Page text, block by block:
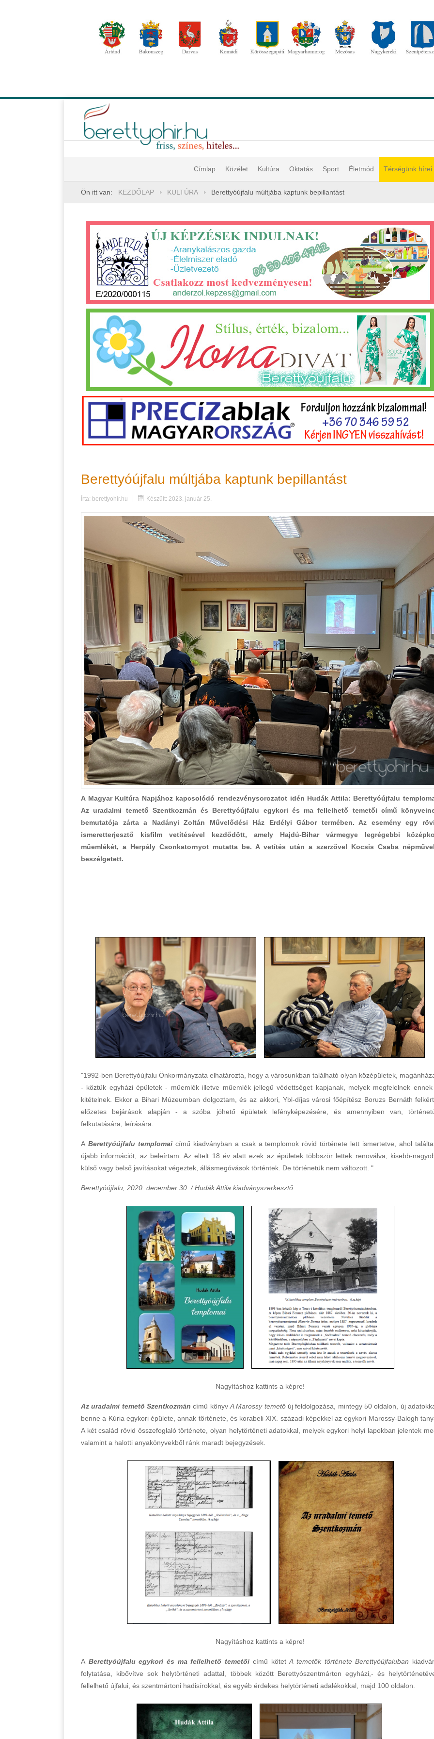
Címlap Közélet Kultúra Oktatás Sport Életmód Térségünk hírei
Ön itt van: KEZDŐLAP KULTÚRA Berettyóújfalu múltjába kaptunk bepillantást
Berettyóújfalu múltjába kaptunk bepillantást
Írta: berettyohir.hu Készült: 2023. január 25.
A Magyar Kultúra Napjához kapcsolódó rendezvénysorozatot idén Hudák Attila: Berettyóújfalu
Az uradalmi temető Szentkozmán és Berettyóújfalu egykori és ma fellelhető temetői című
bemutatója zárta a Nadányi Zoltán Művelődési Ház Erdélyi Gábor termében. Az esemény egy
ismeretterjesztő kisfilm vetítésével kezdődött, amely Hajdú-Bihar vármegye legrégebbi
műemlékét, a Herpály Csonkatornyot mutatta be. A vetítés után a szerzővel Kocsis Csaba
beszélgetett.
"1992-ben Berettyóújfalu Önkormányzata elhatározta, hogy a városunkban található olyan középületek,
- köztük egyházi épületek - műemlék illetve műemlék jellegű védettséget kapjanak, melyek megfelelnek
kitételnek. Ekkor a Bihari Múzeumban dolgoztam, és az akkori, Ybl-díjas városi főépítész Boruzs Bernáth
előzetes bejárások alapján - a szóba jöhető épületek lefényképezésére, és amennyiben van,
felkutatására, leírására.
A Berettyóújfalu templomai című kiadványban a csak a templomok rövid története lett ismertetve, ahol
újabb információt, az beleírtam. Az eltelt 18 év alatt ezek az épületek többször lettek renoválva, kisebb-
külső vagy belső javításokat végeztek, állásmegóvások történtek. De történetük nem változott. "
Berettyóújfalu, 2020. december 30. /Hudák Attila kiadványszerkesztő
Nagyításhoz kattints a képre!
Az uradalmi temető Szentkozmán című könyvA Marossy temetőúj feldolgozása, mintegy 50 oldalon, új
benne a Kúria egykori épülete, annak története, és korabeli XIX. századi képekkel az egykori Marossy-Balogh
A két család rövid összefoglaló története, olyan helytörténeti adatokkal, melyek egykori helyi lapokban jelentek
valamint a halotti anyakönyvekből ránk maradt bejegyzések.
Nagyításhoz kattints a képre!
A Berettyóújfalu egykori és ma fellelhető temetői című kötetA temetők története Berettyóújfaluban
folytatása, kibővítve sok helytörténeti adattal, többek között Berettyószentmárton egyházi,- és
fellelhető újfalui, és szentmártoni hadisírokkal, és egyéb érdekes helytörténeti adalékokkal, majd 100 oldalon.